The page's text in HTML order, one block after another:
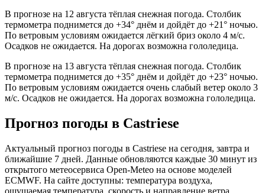
В прогнозе на 12 августа тёплая снежная погода. Столбик
термометра поднимется до +34° днём и дойдёт до +21° ночью.
По ветровым условиям ожидается лёгкий бриз около 4 м/с.
Осадков не ожидается. На дорогах возможна гололедица.
В прогнозе на 13 августа тёплая снежная погода. Столбик
термометра поднимется до +35° днём и дойдёт до +23° ночью.
По ветровым условиям ожидается очень слабый ветер около 3
м/с. Осадков не ожидается. На дорогах возможна гололедица.
Прогноз погоды в Castriesе
Актуальный прогноз погоды в Castriesе на сегодня, завтра и
ближайшие 7 дней. Данные обновляются каждые 30 минут из
открытого метеосервиса Open-Meteo на основе моделей
ECMWF. На сайте доступны: температура воздуха,